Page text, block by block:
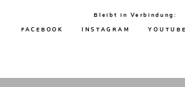
Bleibt in Verbindung:
FACEBOOK
INSTAGRAM YOUTUBE